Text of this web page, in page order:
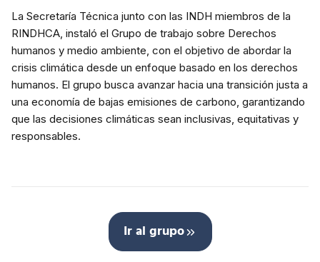
La Secretaría Técnica junto con las INDH miembros de la
RINDHCA, instaló el Grupo de trabajo sobre Derechos
humanos y medio ambiente, con el objetivo de abordar la
crisis climática desde un enfoque basado en los derechos
humanos. El grupo busca avanzar hacia una transición justa a
una economía de bajas emisiones de carbono, garantizando
que las decisiones climáticas sean inclusivas, equitativas y
responsables.
Ir al grupo